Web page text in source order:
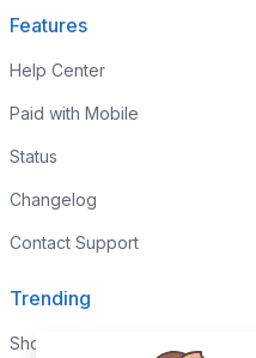
Features
Help Center
Paid with Mobile
Status
Changelog
Contact Support
Trending
Shop